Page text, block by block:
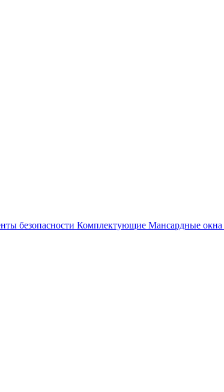
безопасности Комплектующие Мансардные окна